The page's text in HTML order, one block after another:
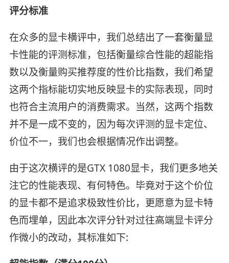
评分标准
在众多的显卡横评中，我们总结出了一套衡量显
卡性能的评测标准，包括衡量综合性能的超能指
数以及衡量购买推荐度的性价比指数，我们希望
这两个指标能切实地反映显卡的实际表现，同时
也符合主流用户的消费需求。当然，这两个指数
并不是一成不变的，因为每次评测的显卡定位、
价位不一，我们也会根据情况作出调整。
由于这次横评的是GTX 1080显卡，我们更多地关
注它的性能表现、有何特色。毕竟对于这个价位
的显卡都不是追求极致性价比，更愿意为显卡特
色而埋单，因此本次评分针对过往高端显卡评分
作微小的改动，其标准如下: